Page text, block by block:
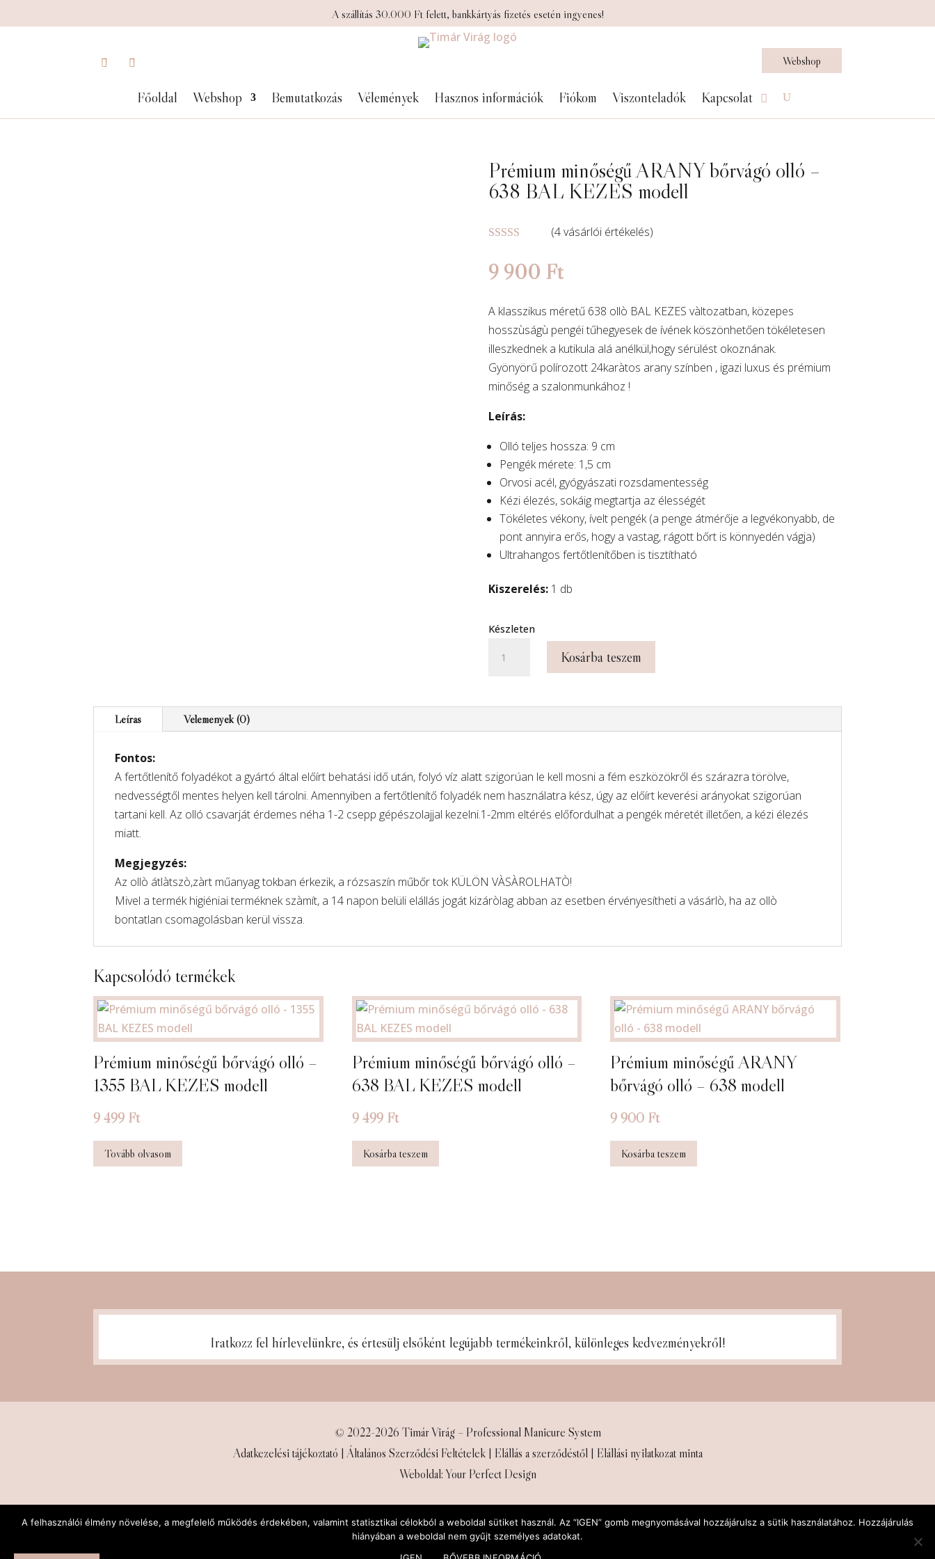
A szállítás 30.000 Ft felett, bankkártyás fizetés esetén ingyenes!
Webshop
Főoldal Webshop Bemutatkozás Vélemények Hasznos információk Fiókom Viszonteladók Kapcsolat
Prémium minőségű ARANY bőrvágó olló –
638 BAL KEZES modell
ből,értékelés
alapján
(4vásárlói értékelés)
9 900 Ft
A klasszikus méretű 638 ollò BAL KEZES vàltozatban, közepes
hosszùságù pengéi tűhegyesek de ívének köszönhetően tökéletesen
illeszkednek a kutikula alá anélkül,hogy sérülést okoznának.
Gyönyörű polírozott 24karàtos arany színben , igazi luxus és prémium
minőség a szalonmunkához !
Leírás:
Olló teljes hossza: 9 cm
Pengék mérete: 1,5 cm
Orvosi acél, gyógyászati rozsdamentesség
Kézi élezés, sokáig megtartja az élességét
Tökéletes vékony, ívelt pengék (a penge átmérője a legvékonyabb, de
pont annyira erős, hogy a vastag, rágott bőrt is könnyedén vágja)
Ultrahangos fertőtlenítőben is tisztítható
Kiszerelés:1 db
Készleten
minőségű
bőrvágó
BAL
KEZES
modell
Kosárba teszem
Leírás Vélemények (0)
Fontos:
A fertőtlenítő folyadékot a gyártó által előírt behatási idő után, folyó víz alatt szigorúan le kell mosni a fém eszközökről és szárazra törölve,
nedvességtől mentes helyen kell tárolni. Amennyiben a fertőtlenítő folyadék nem használatra kész, úgy az előírt keverési arányokat szigorúan
tartani kell. Az olló csavarját érdemes néha 1-2 csepp gépészolajjal kezelni.1-2mm eltérés előfordulhat a pengék méretét illetően, a kézi élezés
miatt.
Megjegyzés:
Az ollò átlàtszò,zàrt műanyag tokban érkezik, a rózsaszín műbőr tok KÜLÖN VÀSÀROLHATÒ!
Mivel a termék higiéniai terméknek szàmít, a 14 napon belüli elállás jogát kizáròlag abban az esetben érvényesítheti a vásárlò, ha az ollò
bontatlan csomagolásban kerül vissza.
Kapcsolódó termékek
Prémium minőségű bőrvágó olló –
1355 BAL KEZES modell
9 499 Ft
Tovább olvasom
Prémium minőségű bőrvágó olló –
638 BAL KEZES modell
9 499 Ft
Kosárba teszem
Prémium minőségű ARANY
bőrvágó olló – 638 modell
9 900 Ft
Kosárba teszem
Iratkozz fel hírlevelünkre, és értesülj elsőként legújabb termékeinkről, különleges kedvezményekről!
© 2022-2026 Timár Virág – Professional Manicure System
Adatkezelési tájékoztató
Általános Szerződési Feltételek| Elállás a szerződéstől| Elállási nyilatkozat minta
Weboldal: Your Perfect Design
A felhasználói élmény növelése, a megfelelő működés érdekében, valamint statisztikai célokból a weboldal sütiket használ. Az “IGEN” gomb megnyomásával hozzájárulsz a sütik használatához. Hozzájárulás
hiányában a weboldal nem gyűjt személyes adatokat.